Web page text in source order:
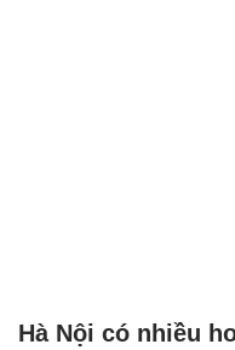
Hà Nội có nhiều